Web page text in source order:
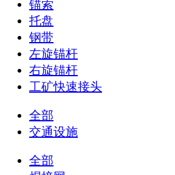
锚索
托盘
钢带
左旋锚杆
右旋锚杆
工矿快速接头
全部
交通设施
全部